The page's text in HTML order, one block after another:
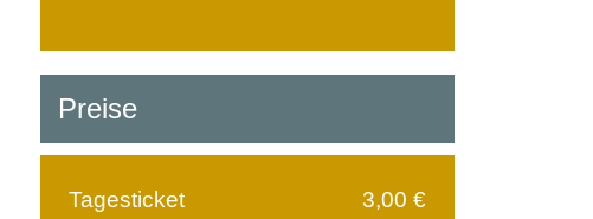
Preise
Tagesticket
3,00 €